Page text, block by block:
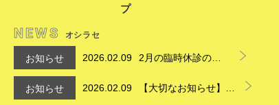
NEWS オシラセ
お知らせ 2026.02.09
2月の臨時休診のお
お知らせ
2026.02.09
【大切なお知らせ】お